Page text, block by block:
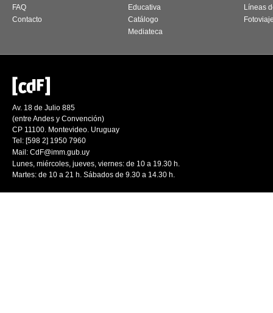
FAQ
Contacto
Educativa
Catálogo
Mediateca
Líneas
Av. 18 de Julio 885
(entre Andes y Convención)
CP 11100. Montevideo. Uruguay
Tel: [598 2] 1950 7960
Mail: CdF@imm.gub.uy
Lunes, miércoles, jueves, viernes: de 10 a 19.30 h.
Martes: de 10 a 21 h. Sábados de 9.30 a 14.30 h.